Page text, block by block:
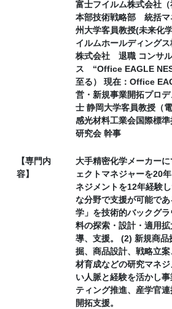
富士フイルム株式会社
本部技術戦略部 統括マ
州大学客員教授(未来化
イルムホールディング
株式会社 退職 コンサ
ス “Office EAGLE
至る） 現在：Office
営・新規事業開拓プロ
士 静岡大学客員教授（
感光材料工業会国際標
研究会 幹事
【専門内
容】
大手精密化学メーカー
ェクトマネジャーを20
ネジメントを12年経験
な分野で支援が可能で
学」を技術的バックグ
料の探索・設計・適用
導、支援。 (2) 新規商品
掘、商品設計、戦略立
材育成などの研究マネ
い人脈と経験を活かし
ティング推進、産学官
開拓支援。